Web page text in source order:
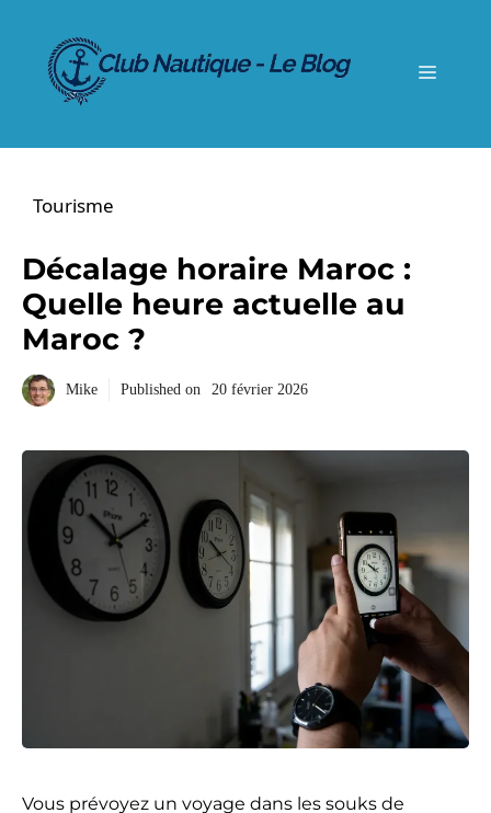
contenu
Menu
Tourisme
Décalage horaire Maroc :
Quelle heure actuelle au
Maroc ?
Mike Published on 20 février 2026
Vous prévoyez un voyage dans les souks de